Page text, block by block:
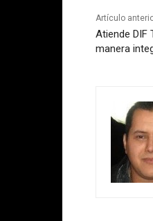
Artículo
Atiende DIF
manera